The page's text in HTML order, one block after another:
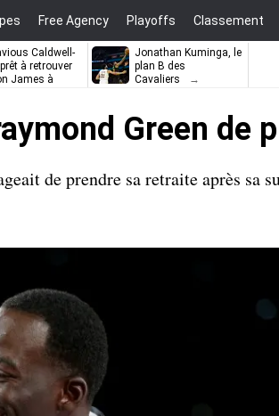
Free Agency Playoffs Classement
Caldwell-
prêt à retrouver
James à
Jonathan Kuminga, le
plan B des
Cavaliers
Green de
de prendre sa retraite après sa